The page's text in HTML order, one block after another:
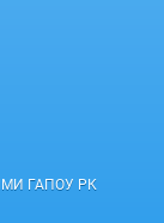
ГАПОУ РК